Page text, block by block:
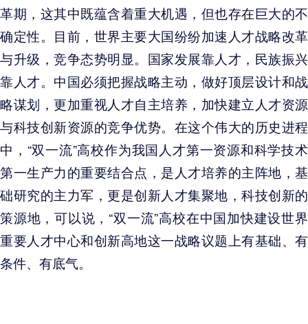
革期，这其中既蕴含着重大机遇，但也存在巨大的不
确定性。目前，世界主要大国纷纷加速人才战略改革
与升级，竞争态势明显。国家发展靠人才，民族振兴
靠人才。中国必须把握战略主动，做好顶层设计和战
略谋划，更加重视人才自主培养，加快建立人才资源
与科技创新资源的竞争优势。在这个伟大的历史进程
中，“双一流”高校作为我国人才第一资源和科学技术
第一生产力的重要结合点，是人才培养的主阵地，基
础研究的主力军，更是创新人才集聚地，科技创新的
策源地，可以说，“双一流”高校在中国加快建设世界
重要人才中心和创新高地这一战略议题上有基础、有
条件、有底气。